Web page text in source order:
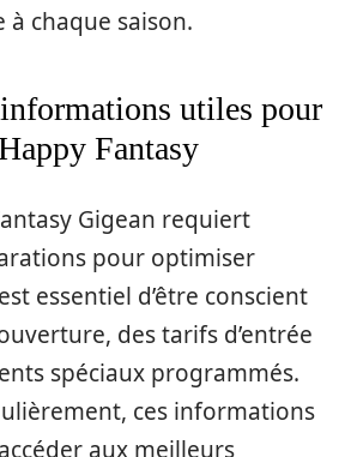
chaque saison.
utiles pour
Fantasy
Gigean requiert
pour optimiser
essentiel d’être conscient
des tarifs d’entrée
spéciaux programmés.
ces informations
aux meilleurs